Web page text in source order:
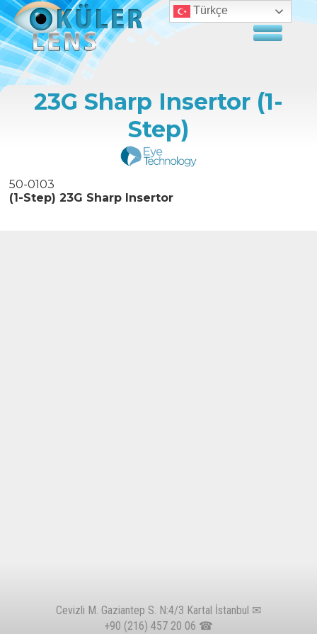
23G Sharp Insertor (1-
Step)
50-0103
(1-Step) 23G Sharp Insertor
Cevizli M. Gaziantep S. N:4/3 Kartal İstanbul ✉
+90 (216) 457 20 06 ☎
Türkçe